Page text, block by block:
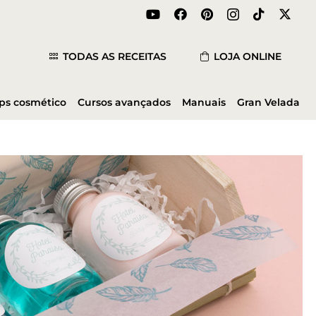
TODAS AS RECEITAS LOJA ONLINE
cosmético Cursos avançados Manuais Gran Velada